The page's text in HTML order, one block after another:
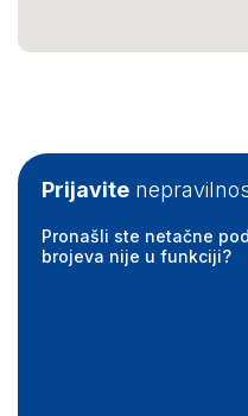
Prijavite
Pronašli ste netačne
brojeva nije u funkciji?